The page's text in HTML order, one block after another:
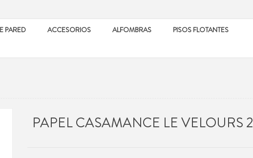
PARED ACCESORIOS ALFOMBRAS
PISOS FLOTANTES
PAPEL CASAMANCE LE VELOURS 2